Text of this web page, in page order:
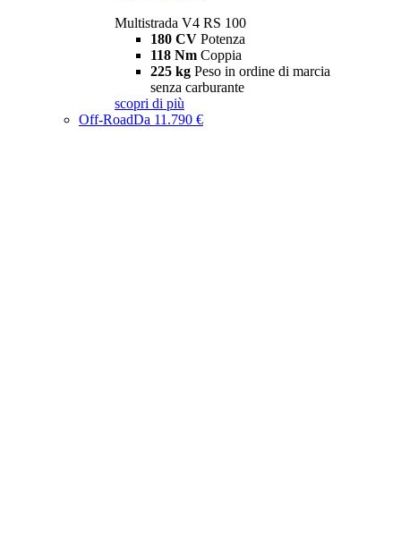
Multistrada V4 RS 100
180 CV Potenza
118 Nm Coppia
225 kg Peso in ordine di marcia
senza carburante
scopri di più
Off-RoadDa 11.790 €